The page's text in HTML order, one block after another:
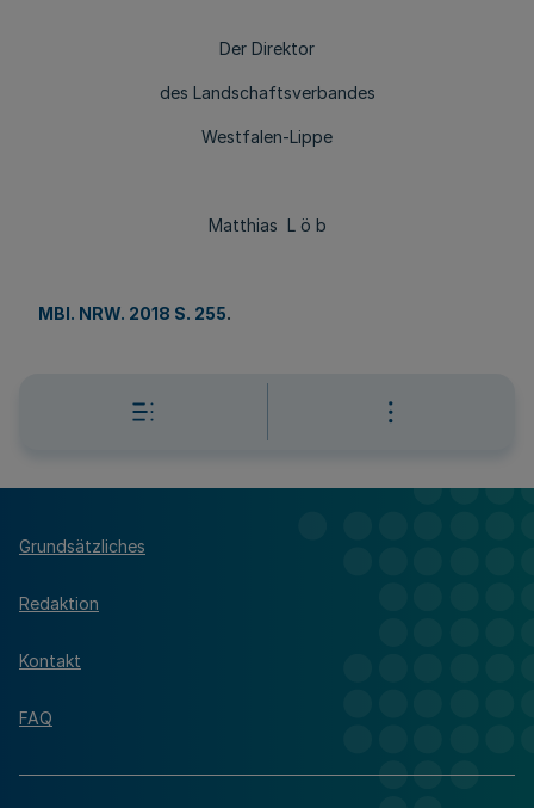
Der Direktor
des Landschaftsverbandes
Westfalen-Lippe
Matthias L ö b
MBl. NRW. 2018 S. 255.
Grundsätzliches
Redaktion
Kontakt
FAQ